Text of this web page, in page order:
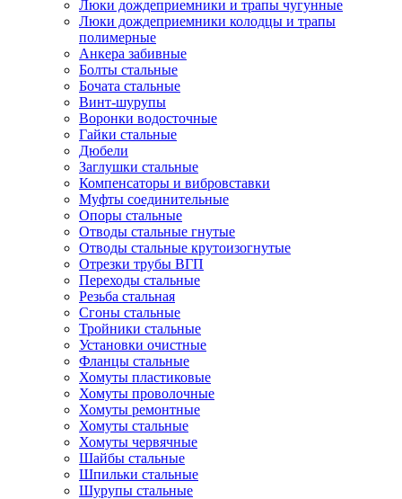
Люки дождеприемники и трапы чугунные
Люки дождеприемники колодцы и трапы
полимерные
Анкера забивные
Болты стальные
Бочата стальные
Винт-шурупы
Воронки водосточные
Гайки стальные
Дюбели
Заглушки стальные
Компенсаторы и вибровставки
Муфты соединительные
Опоры стальные
Отводы стальные гнутые
Отводы стальные крутоизогнутые
Отрезки трубы ВГП
Переходы стальные
Резьба стальная
Сгоны стальные
Тройники стальные
Установки очистные
Фланцы стальные
Хомуты пластиковые
Хомуты проволочные
Хомуты ремонтные
Хомуты стальные
Хомуты червячные
Шайбы стальные
Шпильки стальные
Шурупы стальные